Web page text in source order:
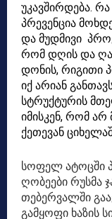
უკავშირდება.
პრევენცია
და მუდმივი
რომ დღის და
დონის, რიგითი
იქ არიან
სტრუქტურის
იმისკენ, რომ არ
ქეთევან
სოფელ ატოცში
ღობეები რუსმა
თებერვალში
გამყოფი ხაზის